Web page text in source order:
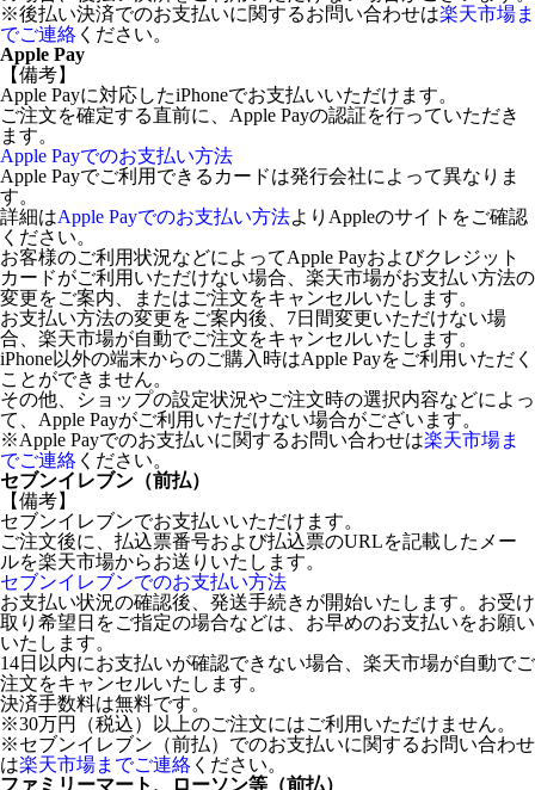
※後払い決済でのお支払いに関するお問い合わせは楽天市場ま
でご連絡 ください。
Apple Pay
【備考】
Apple Payに対応したiPhoneでお支払いいただけます。
ご注文を確定する直前に、Apple Payの認証を行っていただき
ます。
Apple Payでのお支払い方法
Apple Payでご利用できるカードは発行会社によって異なりま
す。
詳細はApple Payでのお支払い方法よりAppleのサイトをご確認
ください。
お客様のご利用状況などによってApple Payおよびクレジット
カードがご利用いただけない場合、楽天市場がお支払い方法の
変更をご案内、またはご注文をキャンセルいたします。
お支払い方法の変更をご案内後、7日間変更いただけない場
合、楽天市場が自動でご注文をキャンセルいたします。
iPhone以外の端末からのご購入時はApple Payをご利用いただく
ことができません。
その他、ショップの設定状況やご注文時の選択内容などによっ
て、Apple Payがご利用いただけない場合がございます。
※Apple Payでのお支払いに関するお問い合わせは楽天市場ま
でご連絡 ください。
セブンイレブン（前払）
【備考】
セブンイレブンでお支払いいただけます。
ご注文後に、払込票番号および払込票のURLを記載したメー
ルを楽天市場からお送りいたします。
セブンイレブンでのお支払い方法
お支払い状況の確認後、発送手続きが開始いたします。お受け
取り希望日をご指定の場合などは、お早めのお支払いをお願い
いたします。
14日以内にお支払いが確認できない場合、楽天市場が自動でご
注文をキャンセルいたします。
決済手数料は無料です。
※30万円（税込）以上のご注文にはご利用いただけません。
※セブンイレブン（前払）でのお支払いに関するお問い合わせ
は楽天市場までご連絡 ください。
ファミリーマート、ローソン等（前払）